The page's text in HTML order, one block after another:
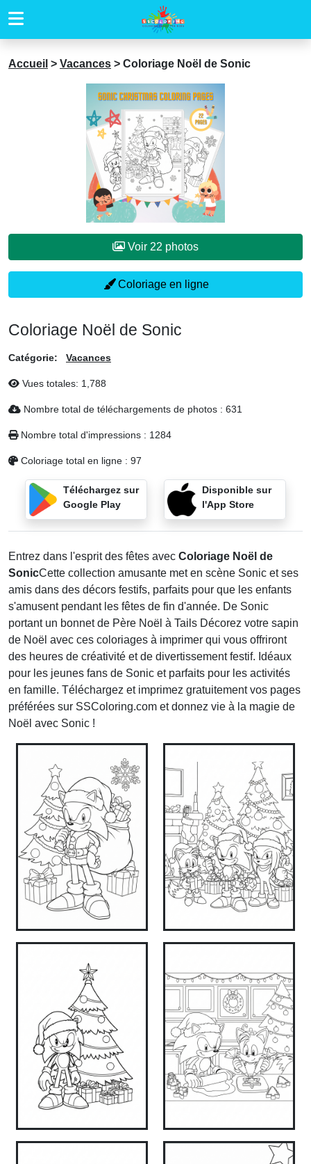
Accueil > Vacances > Coloriage Noël de Sonic
Voir 22 photos
Coloriage en ligne
Coloriage Noël de Sonic
Catégorie: Vacances
Vues totales: 1,788
Nombre total de téléchargements de photos : 631
Nombre total d'impressions : 1284
Coloriage total en ligne : 97
Téléchargez sur
Google Play
Disponible sur
l'App Store
Entrez dans l'esprit des fêtes avec Coloriage Noël de
SonicCette collection amusante met en scène Sonic et ses
amis dans des décors festifs, parfaits pour que les enfants
s'amusent pendant les fêtes de fin d'année. De Sonic
portant un bonnet de Père Noël à Tails Décorez votre sapin
de Noël avec ces coloriages à imprimer qui vous offriront
des heures de créativité et de divertissement festif. Idéaux
pour les jeunes fans de Sonic et parfaits pour les activités
en famille. Téléchargez et imprimez gratuitement vos pages
préférées sur SSColoring.com et donnez vie à la magie de
Noël avec Sonic !